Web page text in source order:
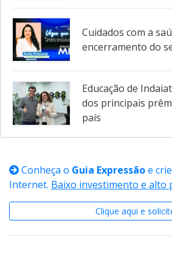
Cuidados com a
Educação de
dos principais
país
Conheça o Guia Expressão
e
Baixo investimento e alto
Clique aqui e